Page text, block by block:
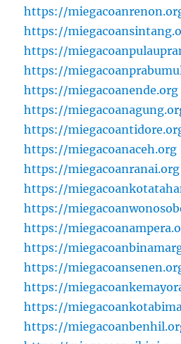
https://
https://
https://
https://
https://miegacoanende.org
https://
https://
https://miegacoanaceh.org
https://miegacoanranai.org
https://
https://
https://
https://
https://
https://
https://
https://